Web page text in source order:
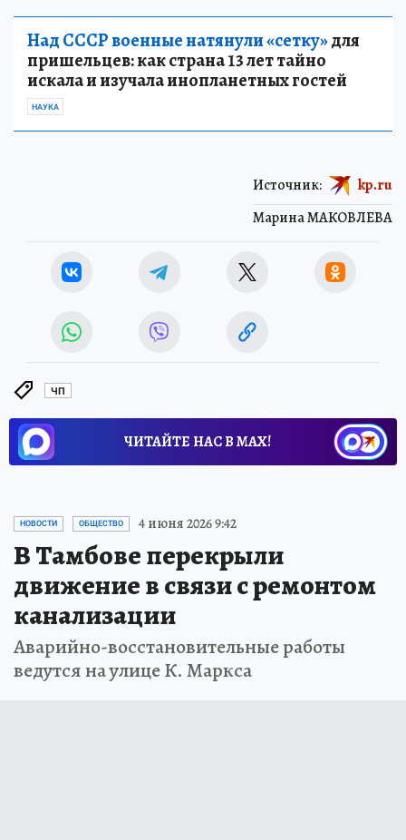
Над СССР военные натянули «сетку»для
пришельцев: как страна 13 лет тайно
искала и изучала инопланетных гостей
НАУКА
Марина МАКОВЛЕВА
Источник: kp.ru
ЧП
ЧИТАЙТЕ НАС В МАХ!
НОВОСТИ ОБЩЕСТВО 4 июня 2026 9:42
В Тамбове перекрыли
движение в связи с ремонтом
канализации
Аварийно-восстановительные работы
ведутся на улице К. Маркса